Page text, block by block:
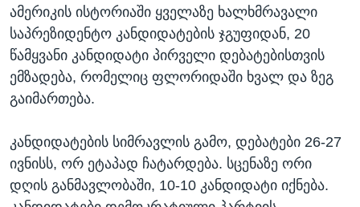
ᲓᲔᲖᲘᲜᲤᲝᲠᲛᲐᲪᲘᲐ
ამერიკის ისტორიაში ყველაზე ხალხმრავალი
საპრეზიდენტო კანდიდატების ჯგუფიდან, 20
წამყვანი კანდიდატი პირველი დებატებისთვის
ემზადება, რომელიც ფლორიდაში ხვალ და ზეგ
გაიმართება.
კანდიდატების სიმრავლის გამო, დებატები 26-27
ივნისს, ორ ეტაპად ჩატარდება. სცენაზე ორი
დღის განმავლობაში, 10-10 კანდიდატი იქნება.